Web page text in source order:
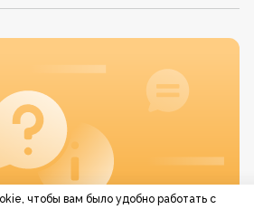
чтобы вам было удобно работать с